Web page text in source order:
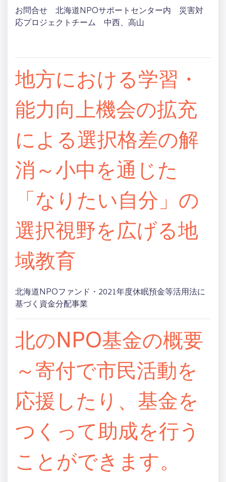
お問合せ 北海道NPOサポートセンター内 災害対
応プロジェクトチーム 中西、高山
地方における学習・
能力向上機会の拡充
による選択格差の解
消～小中を通じた
「なりたい自分」の
選択視野を広げる地
域教育
北海道NPOファンド・2021年度休眠預金等活用法に
基づく資金分配事業
北のNPO基金の概要
～寄付で市民活動を
応援したり、基金を
つくって助成を行う
ことができます。